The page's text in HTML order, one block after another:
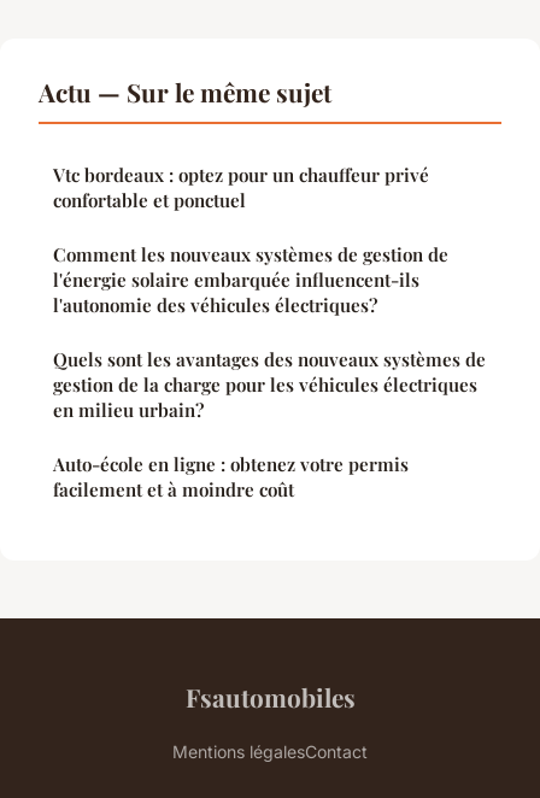
Actu — Sur le même sujet
Vtc bordeaux : optez pour un chauffeur privé
confortable et ponctuel
Comment les nouveaux systèmes de gestion de
l'énergie solaire embarquée influencent-ils
l'autonomie des véhicules électriques?
Quels sont les avantages des nouveaux systèmes de
gestion de la charge pour les véhicules électriques
en milieu urbain?
Auto-école en ligne : obtenez votre permis
facilement et à moindre coût
Fsautomobiles
Mentions légalesContact